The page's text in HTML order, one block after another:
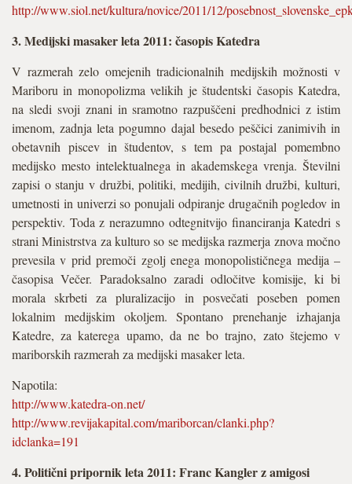
http://www.siol.net/kultura/novice/2011/12/
3. Medijski masaker leta 2011: časopis Katedra
V razmerah zelo omejenih tradicionalnih medijskih možnosti v
Mariboru in monopolizma velikih je študentski časopis Katedra,
na sledi svoji znani in sramotno razpuščeni predhodnici z istim
imenom, zadnja leta pogumno dajal besedo peščici zanimivih in
obetavnih piscev in študentov, s tem pa postajal pomembno
medijsko mesto intelektualnega in akademskega vrenja. Številni
zapisi o stanju v družbi, politiki, medijih, civilnih družbi, kulturi,
umetnosti in univerzi so ponujali odpiranje drugačnih pogledov in
perspektiv. Toda z nerazumno odtegnitvijo financiranja Katedri s
strani Ministrstva za kulturo so se medijska razmerja znova močno
prevesila v prid premoči zgolj enega monopolističnega medija –
časopisa Večer. Paradoksalno zaradi odločitve komisije, ki bi
morala skrbeti za pluralizacijo in posvečati poseben pomen
lokalnim medijskim okoljem. Spontano prenehanje izhajanja
Katedre, za katerega upamo, da ne bo trajno, zato štejemo v
mariborskih razmerah za medijski masaker leta.
Napotila:
http://www.katedra-on.net/
http://www.revijakapital.com/mariborcan/clanki.php?
idclanka=191
4. Politični pripornik leta 2011: Franc Kangler z amigosi